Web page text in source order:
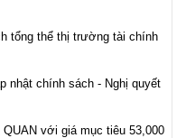
tổng thể thị trường tài chính
nhật chính sách - Nghị quyết
với giá mục tiêu 53,000